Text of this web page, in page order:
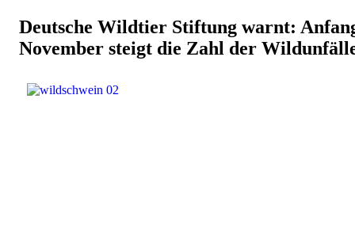
Deutsche Wildtier Stiftung warnt:
November steigt die Zahl der